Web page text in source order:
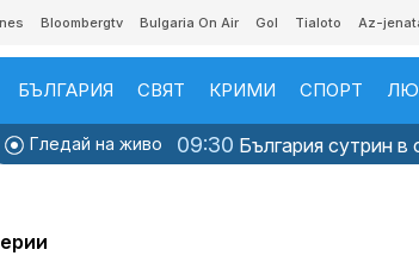
Bloombergtv Bulgaria On Air Gol Tialoto Az-
БЪЛГАРИЯ СВЯТ КРИМИ СПОРТ
Гледай на живо 09:30 България сутрин в